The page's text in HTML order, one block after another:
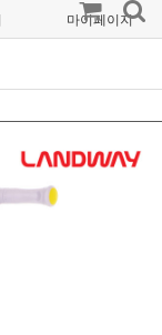
마이페이지